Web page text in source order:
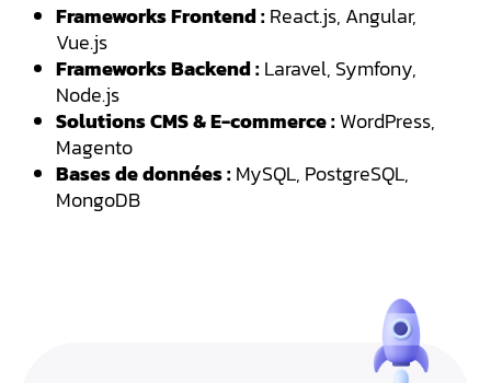
Frameworks Frontend :React.js, Angular,
Vue.js
Frameworks Backend :Laravel, Symfony,
Node.js
Solutions CMS & E-commerce :WordPress,
Magento
Bases de données :MySQL, PostgreSQL,
MongoDB